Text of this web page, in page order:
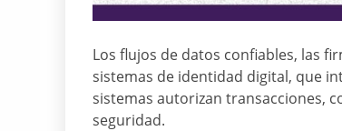
Los flujos de datos confiables, las
sistemas de identidad digital, que
sistemas autorizan transacciones,
seguridad.